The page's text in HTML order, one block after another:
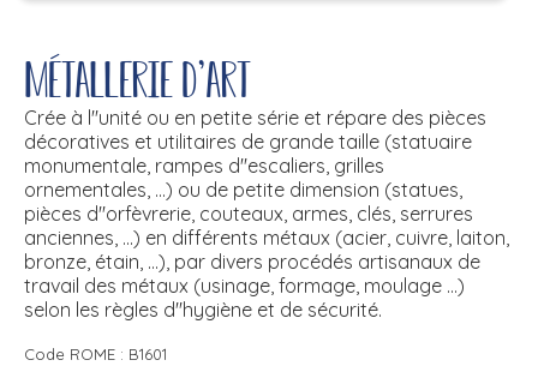
Métallerie d'art
Crée à l''unité ou en petite série et répare des pièces
décoratives et utilitaires de grande taille (statuaire
monumentale, rampes d''escaliers, grilles
ornementales, ...) ou de petite dimension (statues,
pièces d''orfèvrerie, couteaux, armes, clés, serrures
anciennes, ...) en différents métaux (acier, cuivre, laiton,
bronze, étain, ...), par divers procédés artisanaux de
travail des métaux (usinage, formage, moulage ...)
selon les règles d''hygiène et de sécurité.
Code ROME : B1601